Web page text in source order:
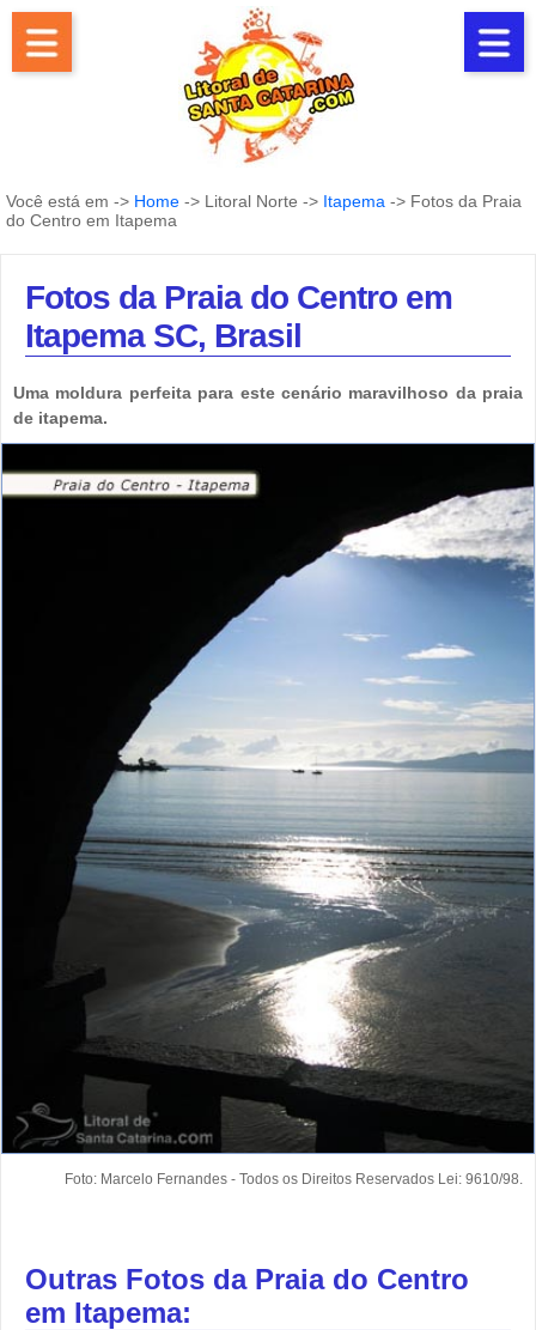
Você está em -> Home -> Litoral Norte -> Itapema -> Fotos da Praia
do Centro em Itapema
Fotos da Praia do Centro em
Itapema SC, Brasil
Uma moldura perfeita para este cenário maravilhoso da praia
de itapema.
Foto: Marcelo Fernandes - Todos os Direitos Reservados Lei: 9610/98.
Outras Fotos da Praia do Centro
em Itapema: